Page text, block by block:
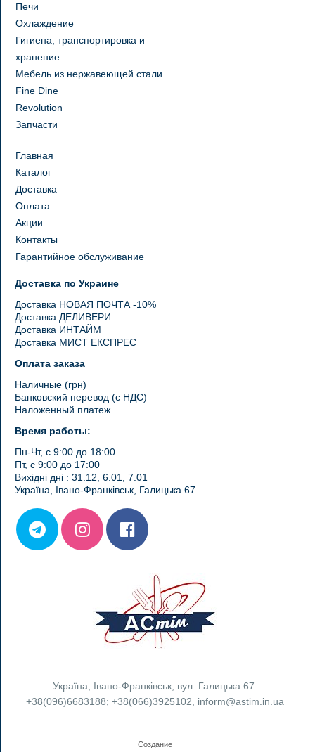
Печи
Охлаждение
Гигиена, транспортировка и
хранение
Мебель из нержавеющей стали
Fine Dine
Revolution
Запчасти
Главная
Каталог
Доставка
Оплата
Акции
Контакты
Гарантийное обслуживание
Доставка по Украине
Доставка НОВАЯ ПОЧТА -10%
Доставка ДЕЛИВЕРИ
Доставка ИНТАЙМ
Доставка МИСТ ЕКСПРЕС
Оплата заказа
Наличные (грн)
Банковский перевод (с НДС)
Наложенный платеж
Время работы:
Пн-Чт, с 9:00 до 18:00
Пт, с 9:00 до 17:00
Вихідні дні : 31.12, 6.01, 7.01
Україна, Івано-Франківськ, Галицька 67
Україна Івано-Франківськ вул. Галицька 67.
+38(096)6683188;+38(066)3925102 inform@astim.in.ua
Создание